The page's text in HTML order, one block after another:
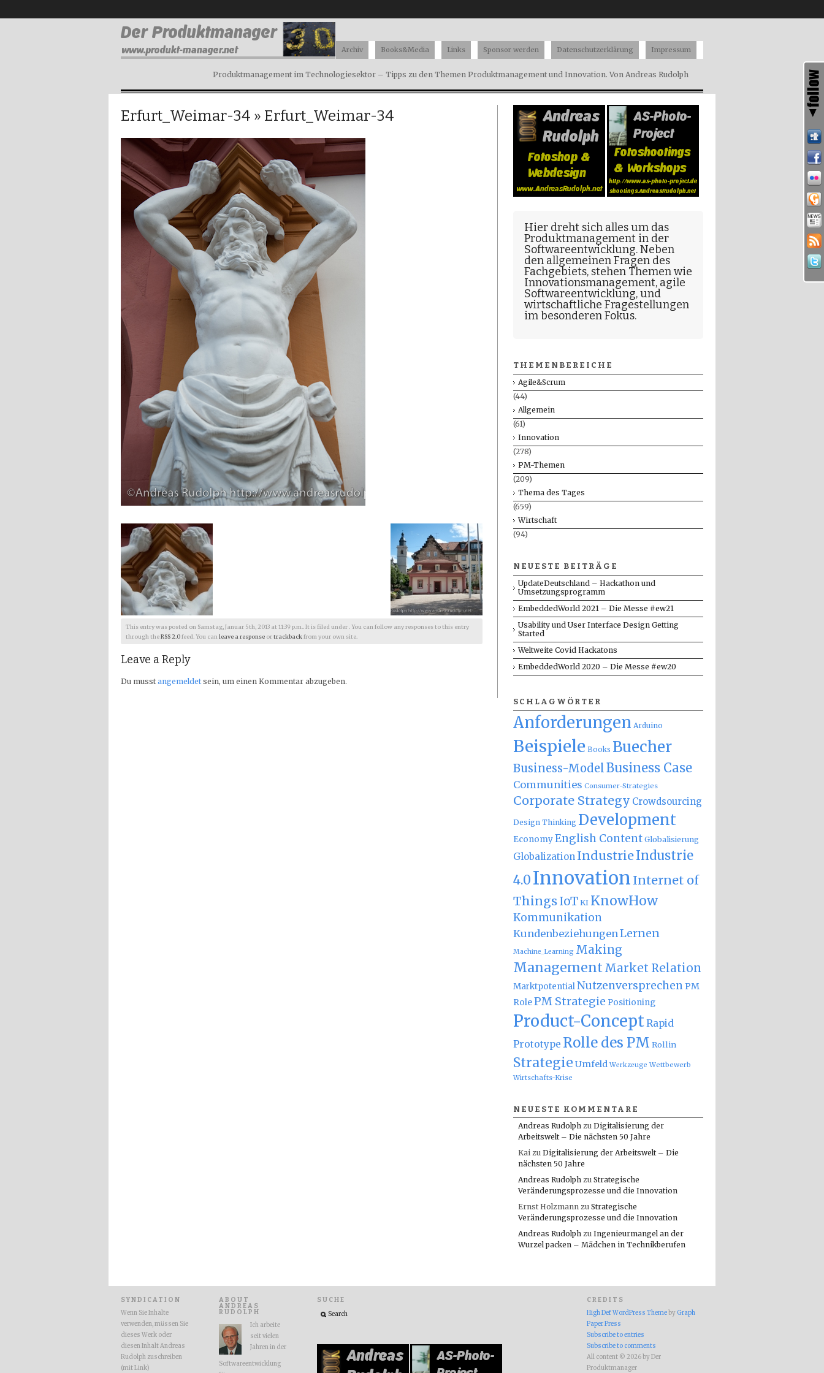
Produktmanagement im Technologiesektor – Tipps zu den Themen Produktmanagement und Innovation. Von Andreas Rudolph
Archiv Books&Media Links Sponsor werden Datenschutzerklärung Impressum
Erfurt_Weimar-34 » Erfurt_Weimar-34
This entry was posted on Samstag, Januar 5th, 2013 at 11:39 p.m.. It is filed under . You can follow any responses to this entry
through theRSS 2.0feed. You can leave a response ortrackbackfrom your own site.
Leave a Reply
Du musstangemeldetsein, um einen Kommentar abzugeben.
Hier dreht sich alles um das
Produktmanagement in der
Softwareentwicklung. Neben
den allgemeinen Fragen des
Fachgebiets, stehen Themen wie
Innovationsmanagement, agile
Softwareentwicklung, und
wirtschaftliche Fragestellungen
im besonderen Fokus.
THEMENBEREICHE
Agile&Scrum
(44)
Allgemein
(61)
Innovation
(278)
PM-Themen
(209)
Thema des Tages
(659)
Wirtschaft
(94)
NEUESTE BEITRÄGE
UpdateDeutschland – Hackathon und
Umsetzungsprogramm
EmbeddedWorld 2021 – Die Messe #ew21
Usability und User Interface Design Getting
Started
Weltweite Covid Hackatons
EmbeddedWorld 2020 – Die Messe #ew20
SCHLAGWÖRTER
Anforderungen Arduino
Beispiele Books Buecher
Business-Model Business Case
Communities Consumer-Strategies
Corporate Strategy Crowdsourcing
Design Thinking Development
EconomyEnglish Content Globalisierung
Globalization IndustrieIndustrie
4.0Innovation Internet of
ThingsIoT KI KnowHow
Kommunikation
Kundenbeziehungen Lernen
Machine_Learning Making
Management Market Relation
MarktpotentialNutzenversprechen PM
RolePM Strategie Positioning
Product-ConceptRapid
Prototype Rolle des PM Rollin
Strategie Umfeld Werkzeuge Wettbewerb
Wirtschafts-Krise
NEUESTE KOMMENTARE
Andreas Rudolph zu Digitalisierung der
Arbeitswelt – Die nächsten 50 Jahre
Kai zu Digitalisierung der Arbeitswelt – Die
nächsten 50 Jahre
Andreas Rudolph zu Strategische
Veränderungsprozesse und die Innovation
Ernst Holzmann zu Strategische
Veränderungsprozesse und die Innovation
Andreas Rudolph zu Ingenieurmangel an der
Wurzel packen – Mädchen in Technikberufen
SYNDICATION
Wenn Sie Inhalte
verwenden, müssen Sie
dieses Werk oder
diesen Inhalt Andreas
Rudolph zuschreiben
(mit Link)
ABOUT
ANDREAS
RUDOLPH
Ich arbeite
seit vielen
Jahren in der
Softwareentwicklung
SUCHE CREDITS
High Def WordPress Theme by Graph
Paper Press
Subscribe to entries
Subscribe to comments
All content © 2026 by Der
Produktmanager